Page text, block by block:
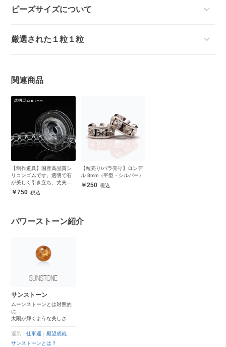
ビーズサイズについて
厳選された１粒１粒
関連商品
【制作道具】国産高品質シ
リコンゴムです。透明で石
が美しく引き立ち、丈夫で
安心750
【粒売り/バラ売り】ロンデ
ル 8mm（平型・シルバー）
250
パワーストーン紹介
サンストーン
ムーンストーンとは対照的
に
太陽が輝くような美しさ
運気：仕事運
願望成就
サンストーンとは？